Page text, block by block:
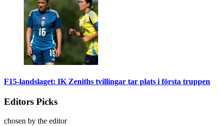
F15-landslaget: IK Zeniths tvillingar tar plats i första truppen
Editors Picks
chosen by the editor